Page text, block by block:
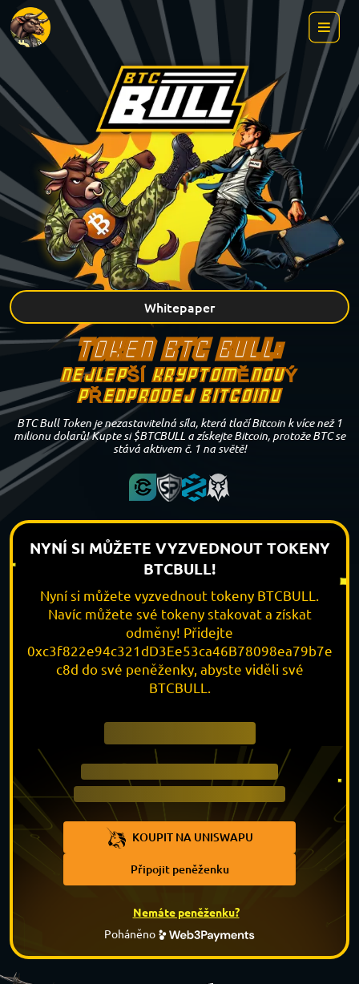
Whitepaper
TOKEN BTC BULL:
NEJLEPŠÍ KRYPTOMĚNOVÝ
PŘEDPRODEJ BITCOINU
BTC Bull Token je nezastavitelná síla, která tlačí Bitcoin k více než 1
milionu dolarů! Kupte si $BTCBULL a získejte Bitcoin, protože BTC se
stává aktivem č. 1 na světě!
NYNÍ SI MŮŽETE VYZVEDNOUT TOKENY
BTCBULL!
Nyní si můžete vyzvednout tokeny BTCBULL.
Navíc můžete své tokeny stakovat a získat
odměny! Přidejte
0xc3f822e94c321dD3Ee53ca46B78098ea79b7e
c8d do své peněženky, abyste viděli své
BTCBULL.
KOUPIT NA UNISWAPU
Připojit peněženku
Nemáte peněženku?
Poháněno